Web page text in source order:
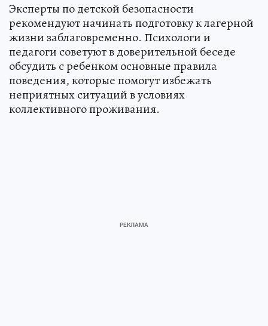
Эксперты по детской безопасности
рекомендуют начинать подготовку к лагерной
жизни заблаговременно. Психологи и
педагоги советуют в доверительной беседе
обсудить с ребенком основные правила
поведения, которые помогут избежать
неприятных ситуаций в условиях
коллективного проживания.